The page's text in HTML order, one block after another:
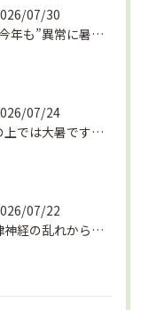
07/30
「”今年も”異常に暑い夏」酷暑+冷房＝夏風邪、腰痛、ひざの痛...
07/24
暦の上では大暑です！腰痛や肩こりから来る頭痛
07/22
自律神経の乱れから生活習慣病、血液循環の滞り